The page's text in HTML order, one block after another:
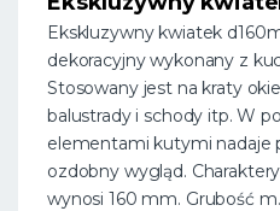
Ekskluzywny kwiatek
dekoracyjny wykonany z
Stosowany jest na kraty
balustrady i schody itp. W
elementami kutymi nadaje
ozdobny wygląd.
wynosi 160 mm. Grubość